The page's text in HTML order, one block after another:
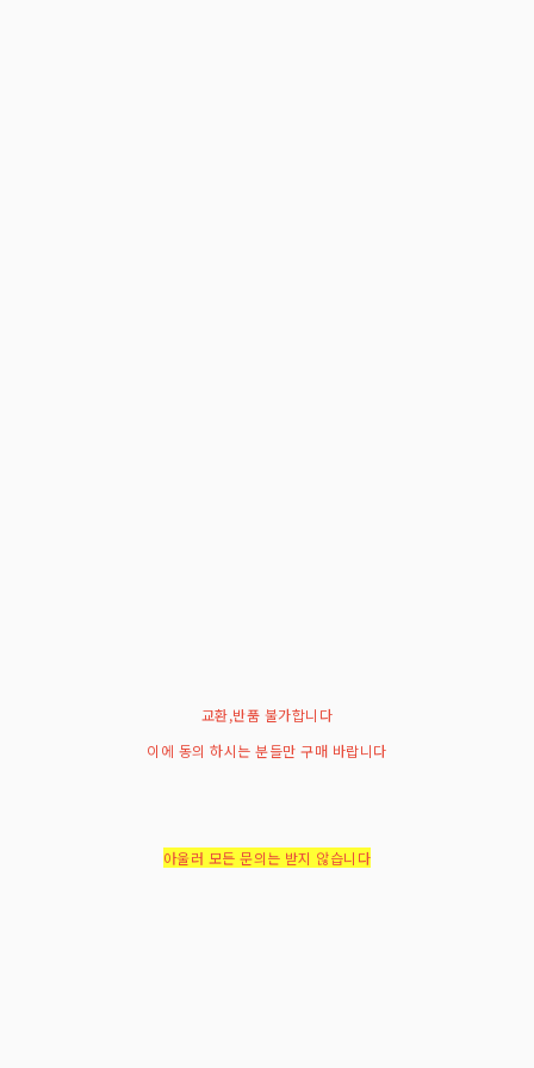
교환,반품 불가합니다
이에 동의 하시는 분들만 구매 바랍니다
아울러 모든 문의는 받지 않습니다